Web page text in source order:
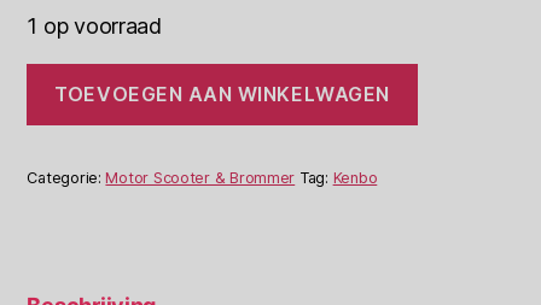
1 op voorraad
Cilinder+Zuiger
140cc
Bike
Dirtbike
TOEVOEGEN AAN WINKELWAGEN
Categorie: Motor Scooter & Brommer Tag: Kenbo